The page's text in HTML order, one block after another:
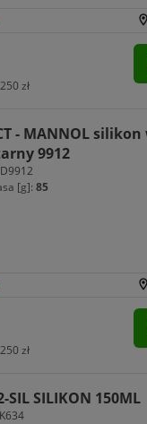
zł
- MANNOL
9912
[g]: 85
zł
SIL SILIKON 150ML